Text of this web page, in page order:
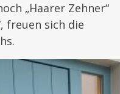
„Haarer Zehner“
freuen sich die